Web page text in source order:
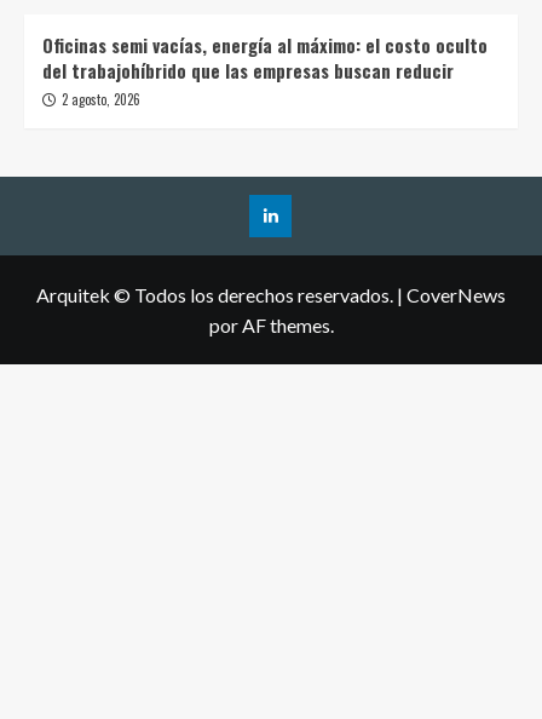
Oficinas semi vacías, energía al máximo: el costo oculto
del trabajohíbrido que las empresas buscan reducir
2 agosto, 2026
Arquitek © Todos los derechos reservados. | CoverNews
por AF themes.